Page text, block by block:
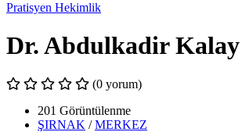
Pratisyen Hekimlik
Dr. Abdulkadir Kalay
(0 yorum)
201 Görüntülenme
ŞIRNAK /MERKEZ